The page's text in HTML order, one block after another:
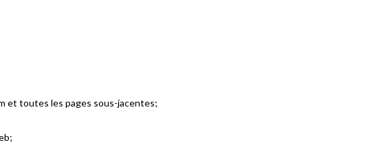
et toutes les pages sous-jacentes;